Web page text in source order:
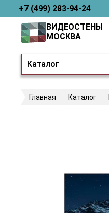
+7 (499) 283-94-24
Каталог
ВИДЕОСТЕНЫ
МОСКВА
Главная Каталог